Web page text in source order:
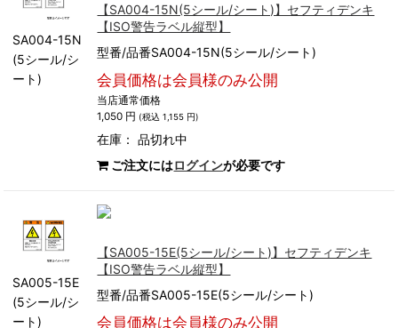
SA004-15N
(5シール/シ
ート)
【SA004-15N(5シール/シート)】セフティデンキ
【ISO警告ラベル縦型】
型番/品番SA004-15N(5シール/シート)
会員価格は会員様のみ公開
当店通常価格
1,050 円 (税込 1,155 円)
在庫：品切れ中
ご注文にはログインが必要です
SA005-15E
(5シール/シ
ート)
【SA005-15E(5シール/シート)】セフティデンキ
【ISO警告ラベル縦型】
型番/品番SA005-15E(5シール/シート)
会員価格は会員様のみ公開